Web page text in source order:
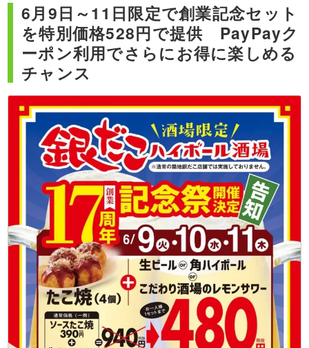
6月9日～11日限定で創業記念セット
を特別価格528円で提供 PayPayク
ーポン利用でさらにお得に楽しめる
チャンス